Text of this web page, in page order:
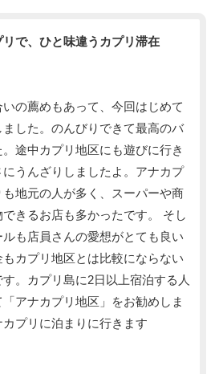
リで、ひと味違うカプリ滞在
の薦めもあって、今回はじめて
した。のんびりできて最高のバ
途中カプリ地区にも遊びに行き
にうんざりしましたよ。アナカプ
も地元の人が多く、スーパーや商
きるお店も多かったです。 そし
も店員さんの愛想がとても良い
カプリ地区とは比較にならない
。カプリ島に2日以上宿泊する人
アナカプリ地区」をお勧めしま
プリに泊まりに行きます